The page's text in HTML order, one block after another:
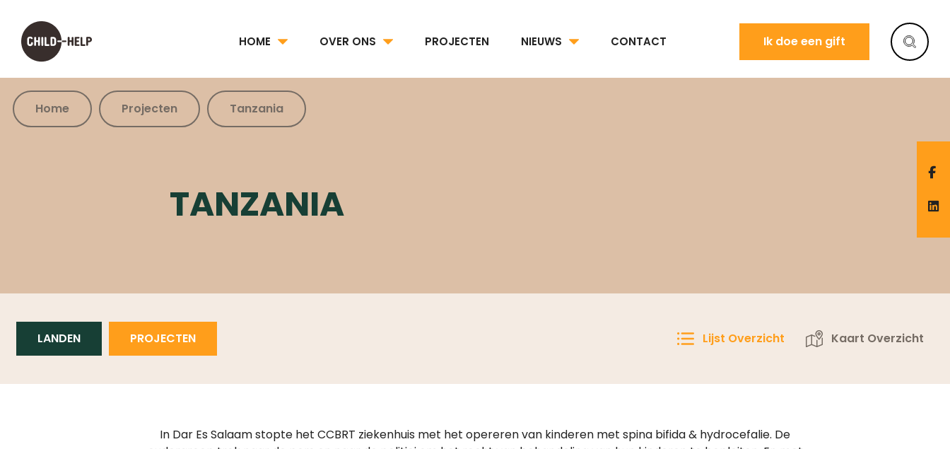
HOME OVER ONS PROJECTEN NIEUWS CONTACT Ik doe een gift
Home Projecten Tanzania
TANZANIA
LANDEN PROJECTEN Lijst Overzicht Kaart Overzicht
In Dar Es Salaam stopte het CCBRT ziekenhuis met het opereren van kinderen met spina bifida & hydrocefalie. De